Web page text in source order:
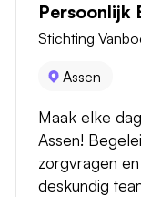
Persoonlijk
Stichting
Assen
Maak elke
Assen!
zorgvragen
deskundig